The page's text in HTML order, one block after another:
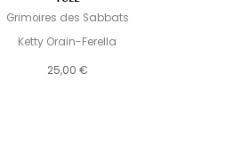
Grimoires des Sabbats
Ketty Orain-Ferella
25,00 €